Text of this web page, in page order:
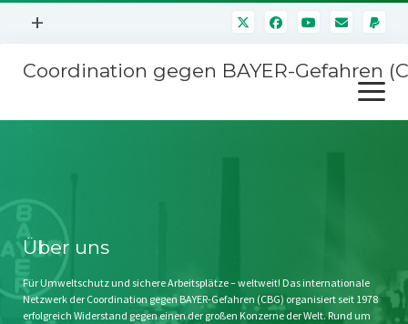
Menü
+
Mitmachen
Kontakt
Impressum
Störfälle
Coordination gegen BAYER-Gefahren
Menü
öffnen
Stichwort BAYER
Jahrestagung
SPENDEN
Über uns
Für Umweltschutz und sichere Arbeitsplätze – weltweit! Das internationale
Netzwerk der Coordination gegen BAYER-Gefahren (CBG) organisiert seit 1978
erfolgreich Widerstand gegen einen der großen Konzerne der Welt. Rund um